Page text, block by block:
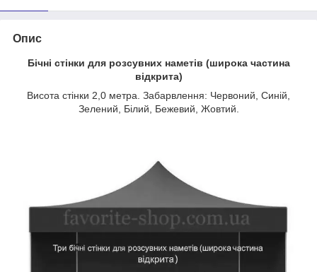
Опис
Бічні стінки для розсувних наметів (широка частина
відкрита)
Висота стінки 2,0 метра. Забарвлення: Червоний, Синій,
Зелений, Білий, Бежевий, Жовтий.